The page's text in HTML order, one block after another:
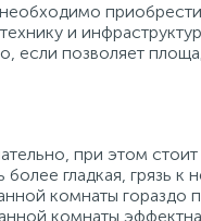
и
если позволяет
при этом
гладкая, грязь к
комнаты гораздо
комнаты